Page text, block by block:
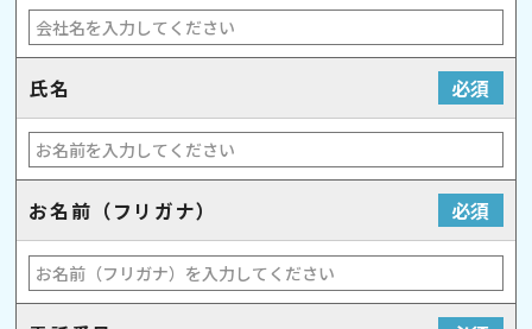
氏名 必須
お名前（フリガナ） 必須